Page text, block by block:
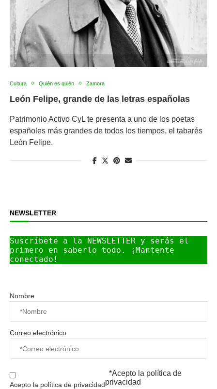
Cultura Quién es quién Zamora
León Felipe, grande de las letras españolas
Patrimonio Activo CyL te presenta a uno de los poetas
españoles más grandes de todos los tiempos, el tabarés
León Felipe.
NEWSLETTER
Suscríbete a la NEWSLETTER y serás el
primero en saberlo todo. ¡Mantente
conectado!
Nombre
Correo electrónico
Acepto la política de privacidad
*Acepto la política de
privacidad